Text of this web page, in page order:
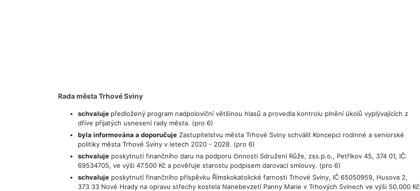
Rada města Trhové Sviny
schvaluje předložený program nadpoloviční většinou hlasů a provedla kontrolu plnění úkolů vyplývajících z
dříve přijatých usnesení rady města. (pro 6)
byla informována a doporučuje Zastupitelstvu města Trhové Sviny schválit Koncepci rodinné a seniorské
politiky města Trhové Sviny v letech 2020 - 2028. (pro 6)
schvaluje poskytnutí finančního daru na podporu činnosti Sdružení Růže, zss.p.o., Petříkov 45, 374 01, IČ:
69534705, ve výši 47.500 Kč a pověřuje starostu podpisem darovací smlouvy. (pro 6)
schvaluje poskytnutí finančního příspěvku Římskokatolické farnosti Trhové Sviny, IČ 65050959, Husova 2,
373 33 Nové Hrady na opravu střechy kostela Nanebevzetí Panny Marie v Trhových Svinech ve výši 50.000 Kč